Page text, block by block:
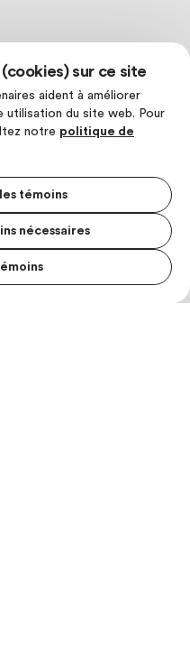
sur ce site
aident à améliorer
du site web. Pour
notre politique de
témoins
nécessaires
MENU